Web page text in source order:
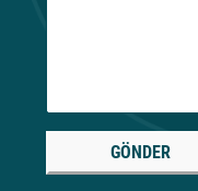
GÖNDER